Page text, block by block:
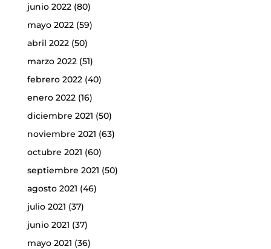
junio 2022(80)
mayo 2022(59)
abril 2022(50)
marzo 2022(51)
febrero 2022(40)
enero 2022(16)
diciembre 2021 (50)
noviembre 2021 (63)
octubre 2021 (60)
septiembre 2021 (50)
agosto 2021 (46)
julio 2021 (37)
junio 2021 (37)
mayo 2021 (36)